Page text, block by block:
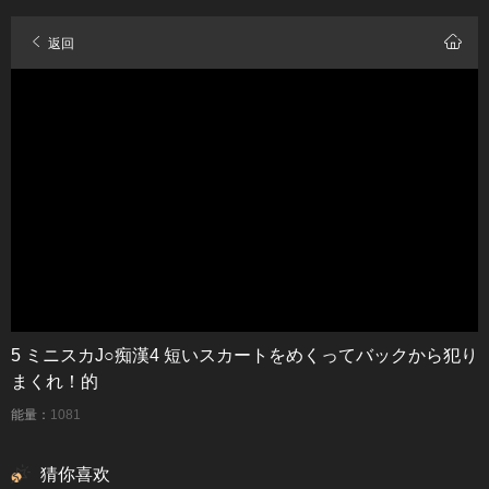
返回
5 ミニスカJ○痴漢4 短いスカートをめくってバックから犯り
まくれ！的
能量： 1081
猜你喜欢